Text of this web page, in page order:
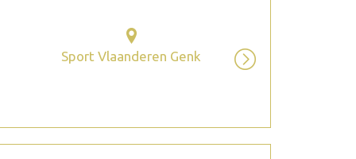
Sport Vlaanderen Genk